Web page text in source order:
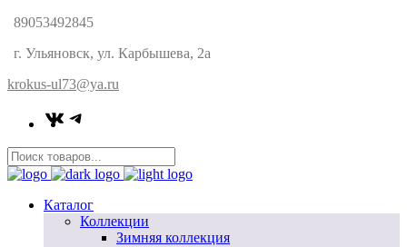
89053492845
г. Ульяновск, ул. Карбышева, 2а
krokus-ul73@ya.ru
VK
Каталог
Коллекции
Зимняя коллекция